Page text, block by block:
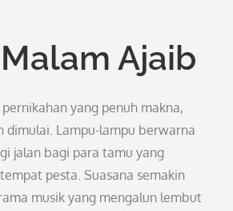
Ajaib
yang penuh makna,
dimulai. Lampu-lampu berwarna
jalan bagi para tamu yang
pesta. Suasana semakin
musik yang mengalun lembut